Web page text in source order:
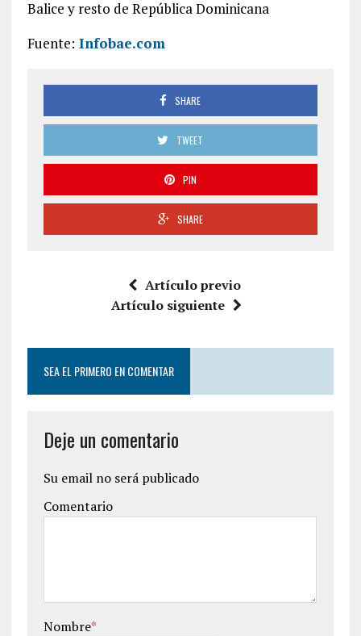
Balice y resto de República Dominicana
Fuente: Infobae.com
SHARE
TWEET
PIN
SHARE
Artículo previo
Artículo siguiente
SEA EL PRIMERO EN COMENTAR
Deje un comentario
Su email no será publicado
Comentario
Nombre*